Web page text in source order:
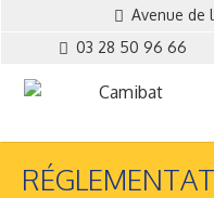
Avenue de
03 28 50 96 66